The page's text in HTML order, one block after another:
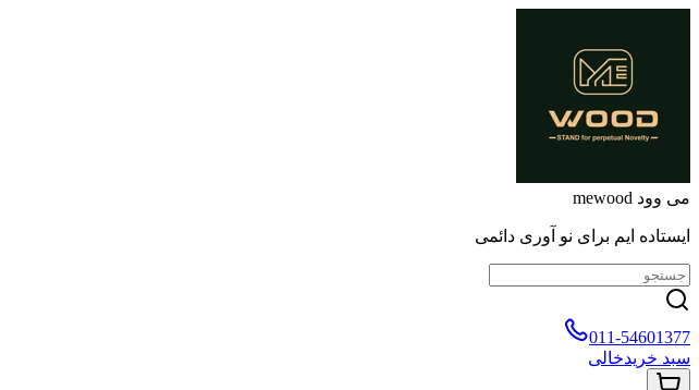
می وود mewood
ایستاده ایم برای نو آوری دائمی
011-54601377
سبد خریدخالی